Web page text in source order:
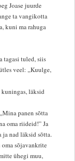
Joase juurde
ta vangikotta
kuni ma rahuga
tagasi tuled, siis
veel: „Kuulge,
kuningas, läksid
panen sõtta
oma riideid!” Ja
ja nad läksid sõtta.
sõjavankrite
ühegi muu,